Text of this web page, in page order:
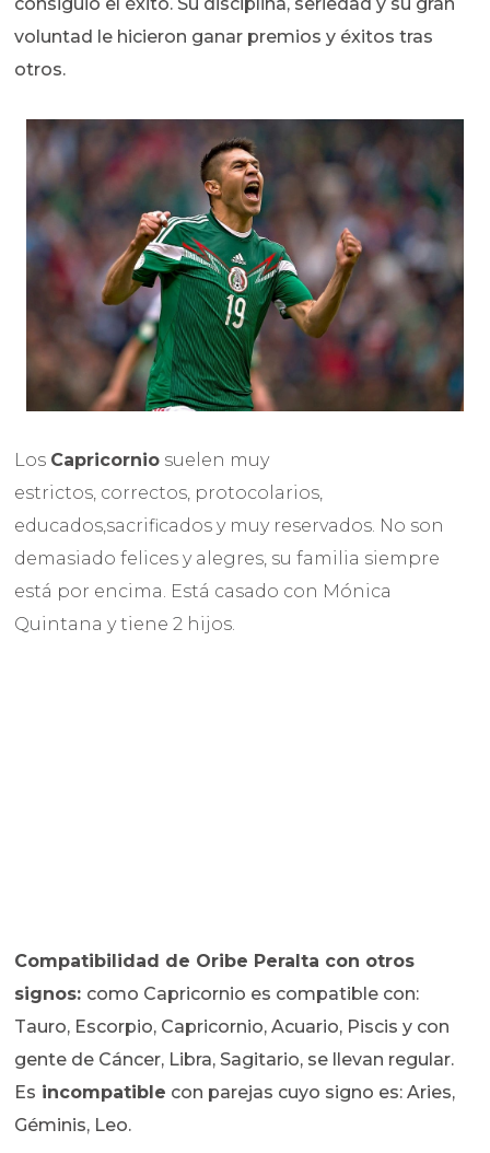
voluntad le hicieron ganar premios y éxitos tras
otros.
Los Capricornio suelen muy
estrictos, correctos, protocolarios,
educados,sacrificados y muy reservados. No son
demasiado felices y alegres, su familia siempre
está por encima. Está casado con Mónica
Quintana y tiene 2 hijos.
Compatibilidad de Oribe Peralta con otros
signos: como Capricornio es compatible con:
Tauro, Escorpio, Capricornio, Acuario, Piscis y con
gente de Cáncer, Libra, Sagitario, se llevan regular.
Es incompatible con parejas cuyo signo es: Aries,
Géminis, Leo.